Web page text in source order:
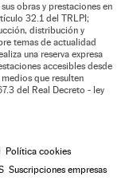
obras y prestaciones en
32.1 del TRLPI;
distribución y
temas de actualidad
una reserva expresa
accesibles desde
que resulten
del Real Decreto - ley
Política cookies
Suscripciones empresas